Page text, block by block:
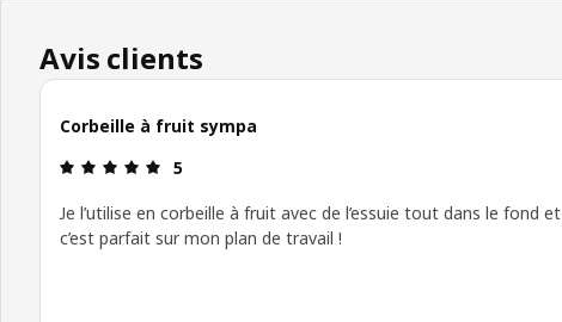
Avis clients
Corbeille à fruit sympa
Avis: 5 sur 5 étoiles
5
Je l’utilise en corbeille à fruit avec de l’essuie tout dans le fond et
c’est parfait sur mon plan de travail !